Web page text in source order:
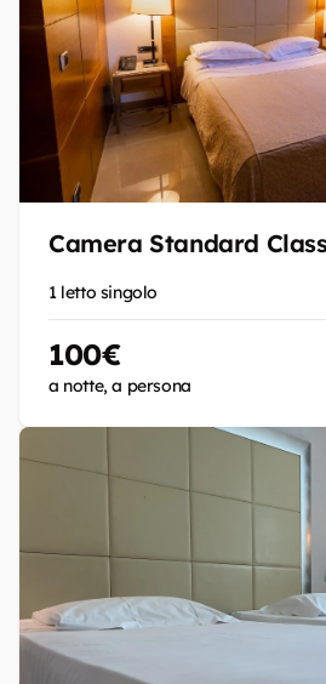
Camera Standard
1 letto singolo
100€
a notte, a persona